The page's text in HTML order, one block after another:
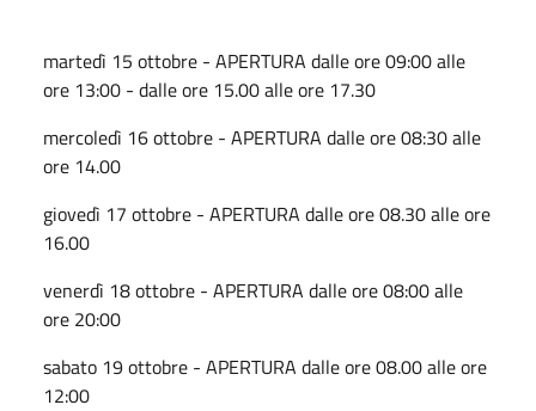
martedì 15 ottobre - APERTURA dalle ore 09:00 alle
ore 13:00 - dalle ore 15.00 alle ore 17.30
mercoledì 16 ottobre - APERTURA dalle ore 08:30 alle
ore 14.00
giovedì 17 ottobre - APERTURA dalle ore 08.30 alle ore
16.00
venerdì 18 ottobre - APERTURA dalle ore 08:00 alle
ore 20:00
sabato 19 ottobre - APERTURA dalle ore 08.00 alle ore
12:00